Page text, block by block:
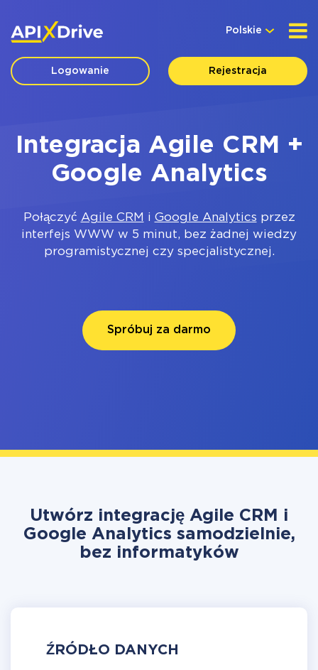
Polskie
Logowanie Rejestracja
Integracja Agile CRM +
Google Analytics
Połączyć Agile CRM i Google Analytics przez
interfejs WWW w 5 minut, bez żadnej wiedzy
programistycznej czy specjalistycznej.
Spróbuj za darmo
Utwórz integrację Agile CRM i
Google Analytics samodzielnie,
bez informatyków
ŹRÓDŁO DANYCH